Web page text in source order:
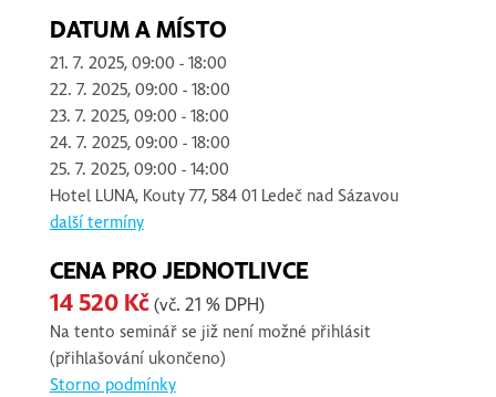
DATUM A MÍSTO
21. 7. 2025, 09:00 - 18:00
22. 7. 2025, 09:00 - 18:00
23. 7. 2025, 09:00 - 18:00
24. 7. 2025, 09:00 - 18:00
25. 7. 2025, 09:00 - 14:00
Hotel LUNA, Kouty 77, 584 01 Ledeč nad Sázavou
další termíny
CENA PRO JEDNOTLIVCE
14 520 Kč(vč. 21 % DPH)
Na tento seminář se již není možné přihlásit
(přihlašování ukončeno)
Storno podmínky